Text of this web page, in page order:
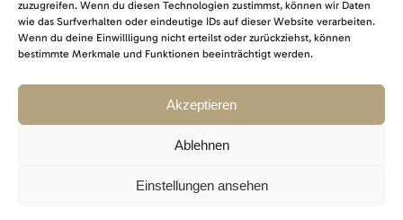
zuzugreifen. Wenn du diesen Technologien zustimmst, können wir Daten
wie das Surfverhalten oder eindeutige IDs auf dieser Website verarbeiten.
Wenn du deine Einwillligung nicht erteilst oder zurückziehst, können
bestimmte Merkmale und Funktionen beeinträchtigt werden.
Akzeptieren
Ablehnen
Einstellungen ansehen
Sonstiges
Kontakt
Impressum
Datenschutz
AGB